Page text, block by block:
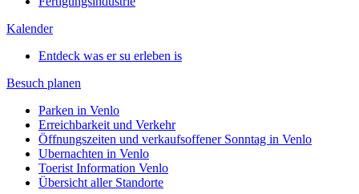
Kalender
Entdeck was er su erleben is
Besuch planen
Parken in Venlo
Erreichbarkeit und Verkehr
Öffnungszeiten und verkaufsoffener Sonntag in Venlo
Ubernachten in Venlo
Toerist Information Venlo
Übersicht aller Standorte